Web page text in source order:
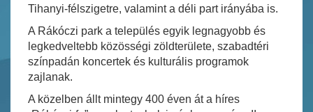
Tihanyi-félszigetre, valamint a déli part irányába is.
A Rákóczi park a település egyik legnagyobb és
legkedveltebb közösségi zöldterülete, szabadtéri
színpadán koncertek és kulturális programok
zajlanak.
A közelben állt mintegy 400 éven át a híres